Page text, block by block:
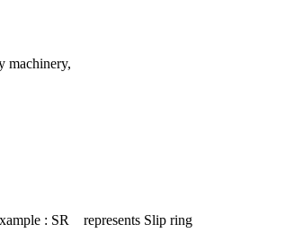
machinery,
: SR represents Slip ring